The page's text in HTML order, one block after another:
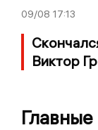
09/08 17:13
Виктор